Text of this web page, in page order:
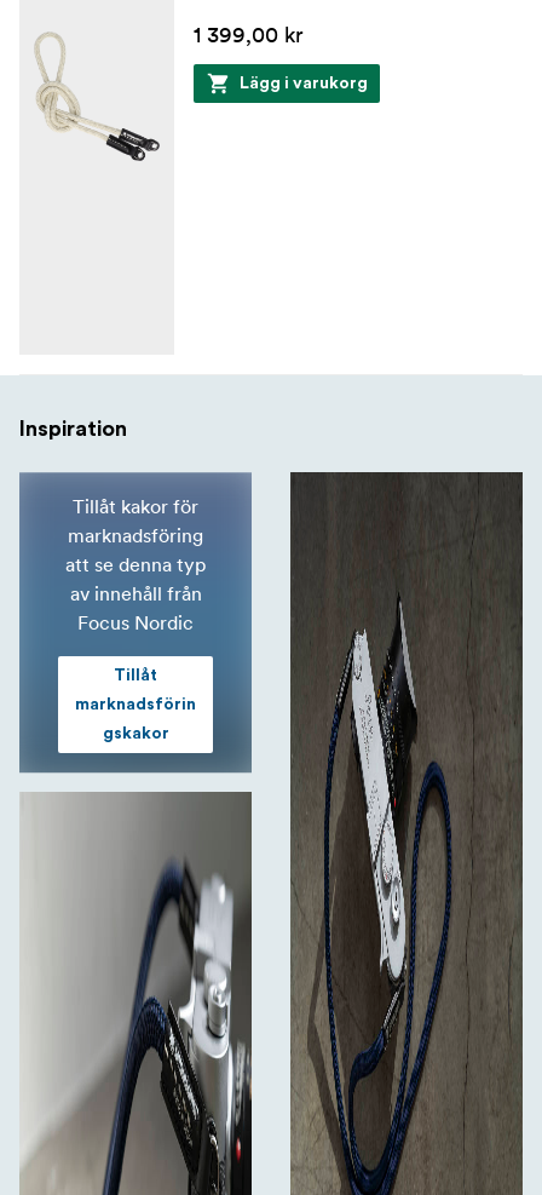
1 399,00 kr
Lägg i varukorg
Inspiration
Tillåt kakor för
marknadsföring
att se denna typ
av innehåll från
Focus Nordic
Tillåt
marknadsförin
gskakor